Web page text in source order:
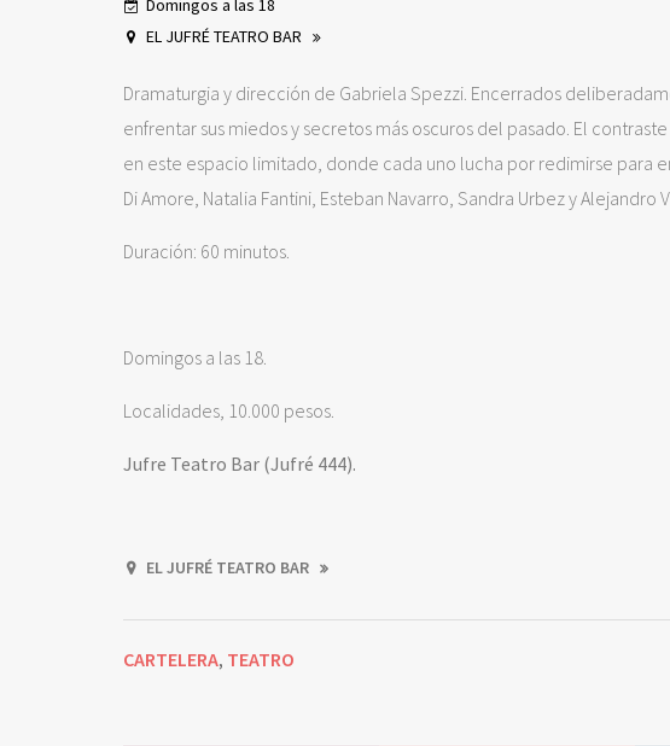
Domingos a las 18
EL JUFRÉ TEATRO BAR
Dramaturgia y dirección de Gabriela Spezzi. Encerrados
enfrentar sus miedos y secretos más oscuros del pasado. El
en este espacio limitado, donde cada uno lucha por redimirse para
Di Amore, Natalia Fantini, Esteban Navarro, Sandra Urbez y Alejandro
Duración: 60 minutos.
Domingos a las 18.
Localidades, 10.000 pesos.
Jufre Teatro Bar (Jufré 444).
EL JUFRÉ TEATRO BAR
CARTELERA, TEATRO